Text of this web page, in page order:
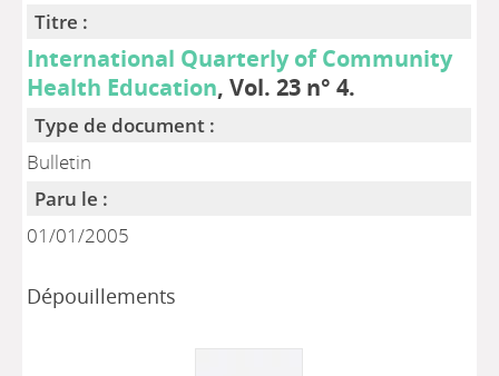
Titre :
International Quarterly of Community
Health Education, Vol. 23 n° 4.
Type de document :
Bulletin
Paru le :
01/01/2005
Dépouillements